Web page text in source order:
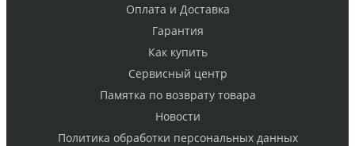
Оплата и Доставка
Гарантия
Как купить
Cервисный центр
Памятка по возврату товара
Новости
Политика обработки персональных данных